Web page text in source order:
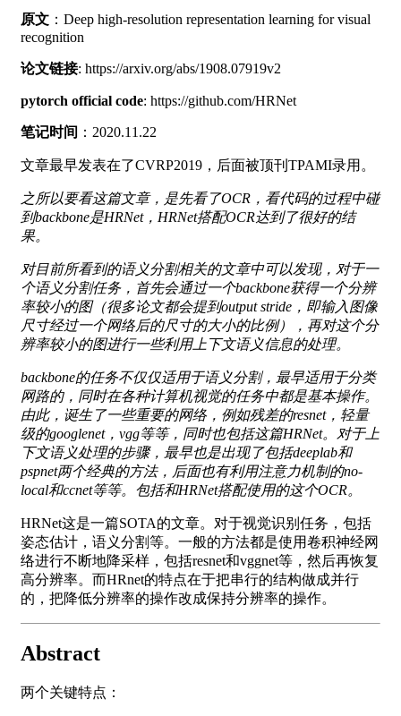
原文 ：Deep high-resolution representation learning for visual
recognition
论文链接: https://arxiv.org/abs/1908.07919v2
pytorch official code: https://github.com/HRNet
笔记时间 ：2020.11.22
文章最早发表在了CVRP2019，后面被顶刊TPAMI录用。
之所以要看这篇文章，是先看了OCR，看代码的过程中碰
到backbone是HRNet，HRNet搭配OCR达到了很好的结
果。
对目前所看到的语义分割相关的文章中可以发现，对于一
个语义分割任务，首先会通过一个backbone获得一个分辨
率较小的图（很多论文都会提到output stride，即输入图像
尺寸经过一个网络后的尺寸的大小的比例），再对这个分
辨率较小的图进行一些利用上下文语义信息的处理。
backbone的任务不仅仅适用于语义分割，最早适用于分类
网路的，同时在各种计算机视觉的任务中都是基本操作。
由此，诞生了一些重要的网络，例如残差的resnet，轻量
级的googlenet，vgg等等，同时也包括这篇HRNet。对于上
下文语义处理的步骤，最早也是出现了包括deeplab和
pspnet两个经典的方法，后面也有利用注意力机制的no-
local和ccnet等等。包括和HRNet搭配使用的这个OCR。
HRNet这是一篇SOTA的文章。对于视觉识别任务，包括
姿态估计，语义分割等。一般的方法都是使用卷积神经网
络进行不断地降采样，包括resnet和vggnet等，然后再恢复
高分辨率。而HRnet的特点在于把串行的结构做成并行
的，把降低分辨率的操作改成保持分辨率的操作。
Abstract
两个关键特点：